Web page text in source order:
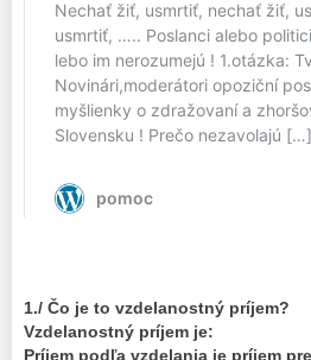
1./ Čo je to vzdelanostný príjem?
Vzdelanostný príjem je:
Príjem podľa vzdelania je príjem